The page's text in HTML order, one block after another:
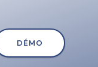
DÉMO